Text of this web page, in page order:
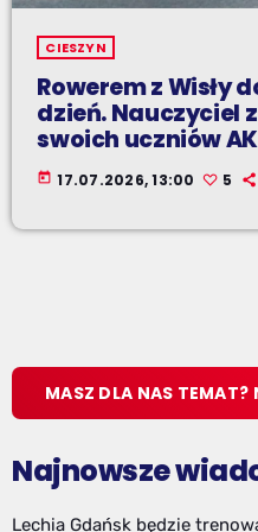
CIESZYN
Rowerem z Wisły
dzień. Nauczyciel
swoich uczniów
today 17.07.2026, 13:00 5
MASZ DLA NAS TEMAT?
Najnowsze
Lechia Gdańsk będzie